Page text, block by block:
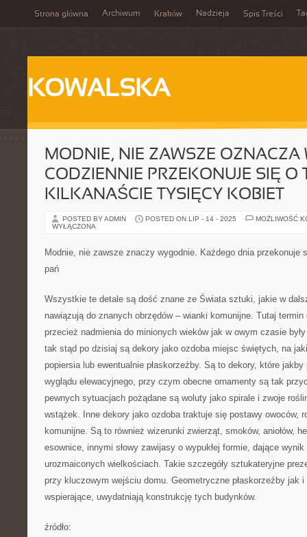
Strona główna Archiwum Kraków Nadzieja Spis Treści
KOWALSKA
MODNIE, NIE ZAWSZE OZNACZA
CODZIENNIE PRZEKONUJE SIĘ O
KILKANAŚCIE TYSIĘCY KOBIET
POSTED BY ADMIN POSTED ON LIP - 14 - 2025
MOŻLIWOŚĆ
WYŁĄCZONA
Modnie, nie zawsze znaczy wygodnie. Każdego dnia
pań
Wszystkie te detale są dość znane ze Świata sztuki, jakie w
nawiązują do znanych obrzędów – wianki komunijne. Tutaj termin
przecież nadmienia do minionych wieków jak w owym czasie
tak stąd po dzisiaj są dekory jako ozdoba miejsc świętych, na
popiersia lub ewentualnie płaskorzeźby. Są to dekory, które jakby
wyglądu elewacyjnego, przy czym obecne ornamenty są tak
pewnych sytuacjach pożądane są woluty jako spirale i zwoje
wstążek. Inne dekory jako ozdoba traktuje się postawy owoców,
komunijne. Są to również wizerunki zwierząt, smoków, aniołów,
esownice, innymi słowy zawijasy o wypukłej formie, dające
urozmaiconych wielkościach. Takie szczegóły sztukateryjne
przy kluczowym wejściu domu. Geometryczne płaskorzeźby jak
wspierające, uwydatniają konstrukcję tych budynków.
źródło: